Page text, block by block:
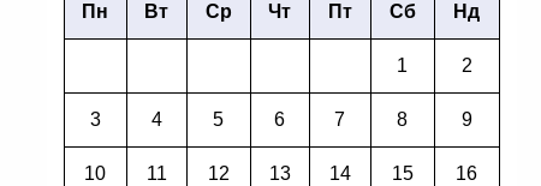
Пн Вт Ср Чт Пт Сб Нд
1 2
3 4 5 6 7 8 9
10 11 12 13 14 15 16